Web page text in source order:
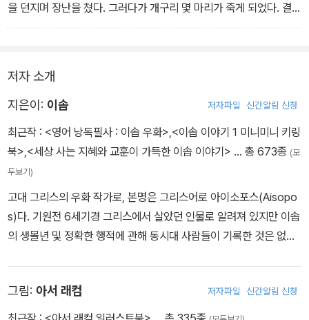
을 던지며 장난을 쳤다. 그러다가 개구리 몇 마리가 죽게 되었다. 결국
한 개구리가 수면 위로 머리를 내밀며 이렇게 외쳤다.
저자 소개
지은이: 이솝 저자파일 신간알림 신청
최근작 : <영어 낭독필사 : 이솝 우화>,<이솝 이야기 1 미니미니 키링
북>,<세상 사는 지혜와 교훈이 가득한 이솝 이야기> … 총 673종 (모
두보기)
고대 그리스의 우화 작가로, 본명은 그리스어로 아이소포스(Aisopo
s)다. 기원전 6세기경 그리스에서 살았던 인물로 알려져 있지만 이솝
의 생몰년 및 정확한 행적에 관해 동시대 사람들이 기록한 것은 없다.
에 의해 기원전 6세기 초반에 살았던 인물로 추정되었고, 아리스토텔
레스와 같은 고대 그리스 학자에 의해 현재의 터키 내륙 지방에 해당
그림: 아서 래컴 저자파일 신간알림 신청